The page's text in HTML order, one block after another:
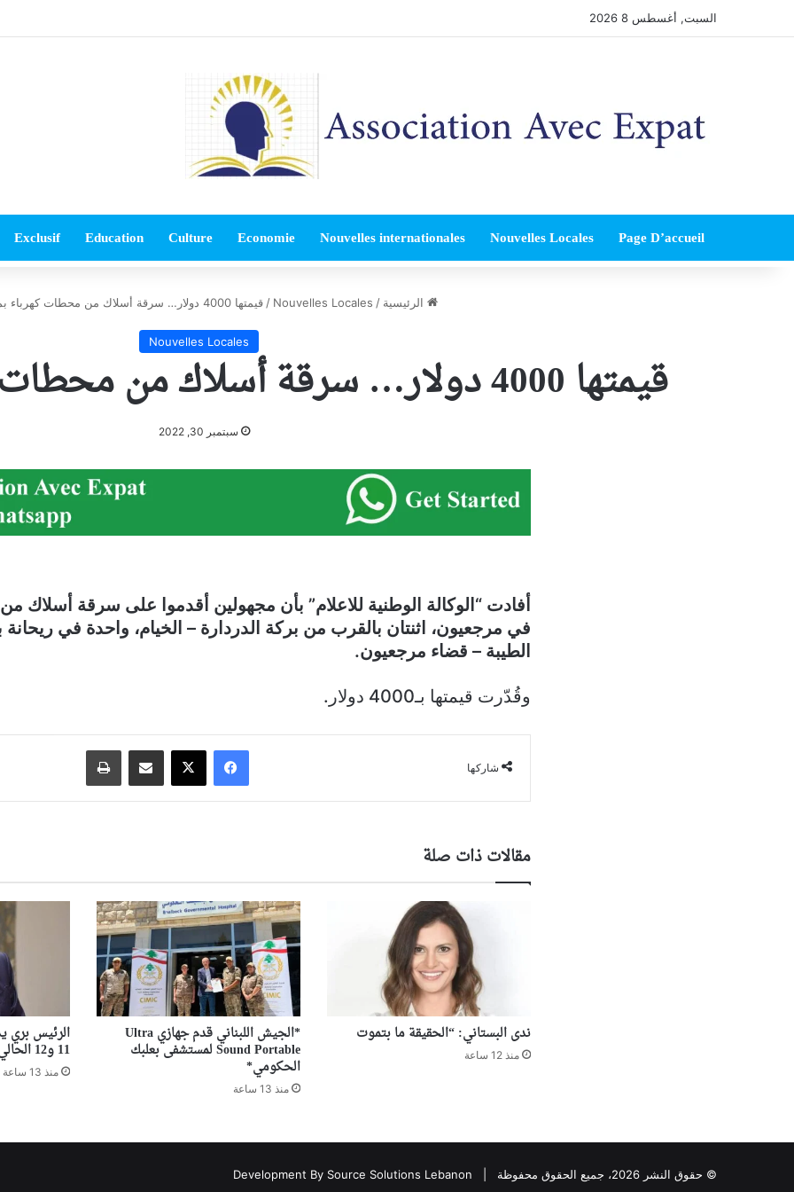
السبت, أغسطس 8 2026
Page D’accueil
Nouvelles Locales
Nouvelles internationales
Economie
Culture
Education
Exclusif
الرئيسية /
Nouvelles Locales
/ قيمتها 4000 دولار… سرقة أسلاك من محطات كهرباء بمرجعيون
Nouvelles Locales
قيمتها 4000 دولار… سرقة أسلاك من محطات كهرباء بمرجعيون
سبتمبر 30, 2022
في مرجعيون، اثنتان بالقرب من بركة الدردارة – الخيام، واحدة في
الطيبة – قضاء مرجعيون.
وقُدّرت قيمتها بـ4000 دولار.
شاركها
فيسبوك ‫X مشاركة عبر البريد طباعة
مقالات ذات صلة
ندى البستاني: “الحقيقة ما بتموت
منذ 12 ساعة
*الجيش اللبناني قدم جهازي Ultra
Sound Portable لمستشفى بعلبك
الحكومي*
منذ 13 ساعة
الرئيس بري
11 و12 الحالي
منذ 13 ساعة
© حقوق النشر 2026، جميع الحقوق محفوظة | Development By Source Solutions Lebanon